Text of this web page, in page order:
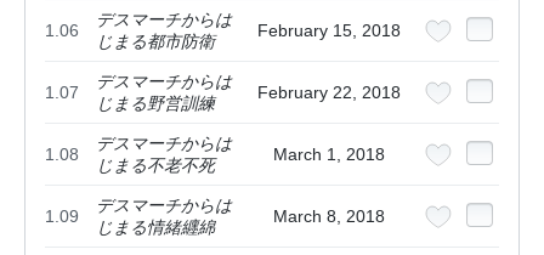
1.06
デスマーチからは
じまる都市防衛
February 15, 2018
1.07
デスマーチからは
じまる野営訓練
February 22, 2018
1.08
デスマーチからは
じまる不老不死
March 1, 2018
1.09
デスマーチからは
じまる情緒纒綿
March 8, 2018